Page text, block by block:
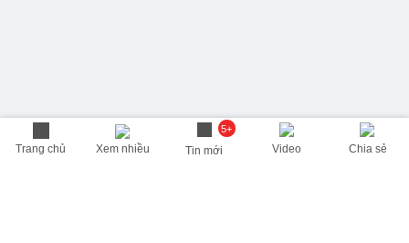
Trang chủ Xem nhiều
5+
Tin mới Video Chia sẻ